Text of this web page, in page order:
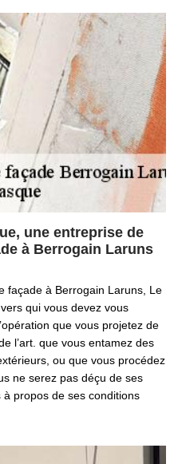
une entreprise de
à Berrogain Laruns
façade à Berrogain Laruns, Le
qui vous devez vous
que vous projetez de
l’art. que vous entamez des
ou que vous procédez
ne serez pas déçu de ses
propos de ses conditions